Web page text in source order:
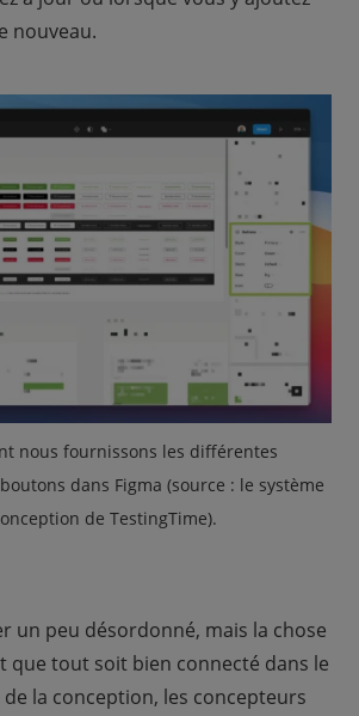
nouveau.
nous fournissons les différentes
dans Figma (source : le système
de TestingTime).
un peu désordonné, mais la chose
que tout soit bien connecté dans le
la conception, les concepteurs